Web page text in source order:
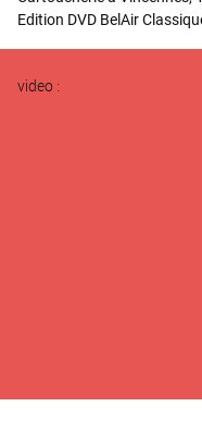
Edition DVD BelAir
video :